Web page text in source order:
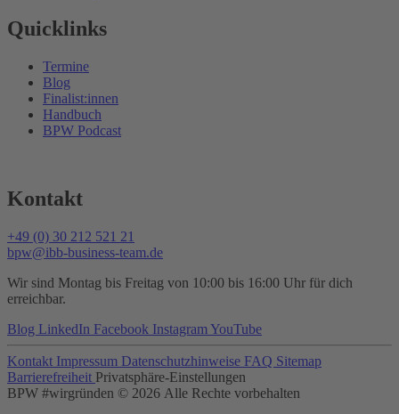
Quicklinks
Termine
Blog
Finalist:innen
Handbuch
BPW Podcast
Kontakt
+49 (0) 30 212 521 21
bpw@ibb-business-team.de
Wir sind Montag bis Freitag von 10:00 bis 16:00 Uhr für dich
erreichbar.
Blog LinkedIn Facebook Instagram YouTube
Kontakt Impressum Datenschutzhinweise FAQ Sitemap
Barrierefreiheit Privatsphäre-Einstellungen
BPW #wirgründen © 2026 Alle Rechte vorbehalten